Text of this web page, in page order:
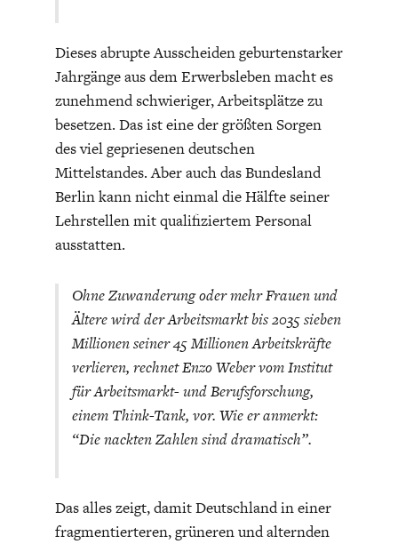
Dieses abrupte Ausscheiden geburtenstarker
Jahrgänge aus dem Erwerbsleben macht es
zunehmend schwieriger, Arbeitsplätze zu
besetzen. Das ist eine der größten Sorgen
des viel gepriesenen deutschen
Mittelstandes. Aber auch das Bundesland
Berlin kann nicht einmal die Hälfte seiner
Lehrstellen mit qualifiziertem Personal
ausstatten.
Ohne Zuwanderung oder mehr Frauen und
Ältere wird der Arbeitsmarkt bis 2035 sieben
Millionen seiner 45 Millionen Arbeitskräfte
verlieren, rechnet Enzo Weber vom Institut
für Arbeitsmarkt- und Berufsforschung,
einem Think-Tank, vor. Wie er anmerkt:
“Die nackten Zahlen sind dramatisch”.
Das alles zeigt, damit Deutschland in einer
fragmentierteren, grüneren und alternden